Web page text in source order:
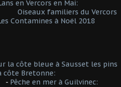
en Vercors en Mai:
Oiseaux familiers du Vercors
à Noël 2018
côte bleue à Sausset les pins
côte Bretonne:
Pêche en mer à Guilvinec: